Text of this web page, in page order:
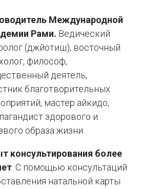
Международной
Рами. Ведический
(джйотиш), восточный
философ,
деятель,
благотворительных
мастер айкидо,
здорового и
образа жизни.
консультирования более
. С помощью консультаций
натальной карты